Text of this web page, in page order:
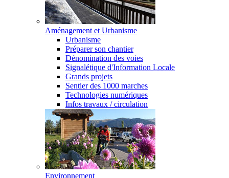
Aménagement et Urbanisme
Urbanisme
Préparer son chantier
Dénomination des voies
Signalétique d'Information Locale
Grands projets
Sentier des 1000 marches
Technologies numériques
Infos travaux / circulation
Environnement